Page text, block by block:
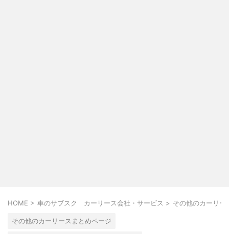
HOME > 車のサブスク カーリース会社・サービス > その他のカーリー
その他のカーリースまとめページ